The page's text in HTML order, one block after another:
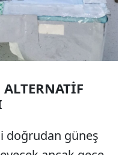
doğrudan güneş